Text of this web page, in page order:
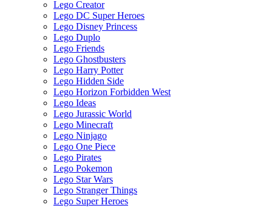
Lego Creator
Lego DC Super Heroes
Lego Disney Princess
Lego Duplo
Lego Friends
Lego Ghostbusters
Lego Harry Potter
Lego Hidden Side
Lego Horizon Forbidden West
Lego Ideas
Lego Jurassic World
Lego Minecraft
Lego Ninjago
Lego One Piece
Lego Pirates
Lego Pokemon
Lego Star Wars
Lego Stranger Things
Lego Super Heroes